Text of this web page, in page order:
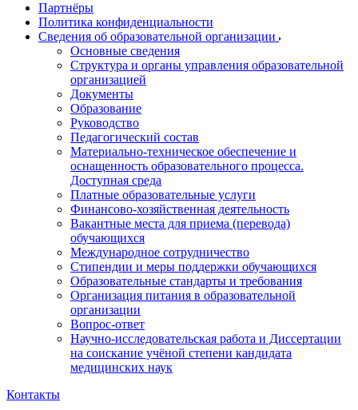
Партнёры
Политика конфиденциальности
Сведения об образовательной организации
Основные сведения
Структура и органы управления образовательной
организацией
Документы
Образование
Руководство
Педагогический состав
Материально-техническое обеспечение и
оснащенность образовательного процесса.
Доступная среда
Платные образовательные услуги
Финансово-хозяйственная деятельность
Вакантные места для приема (перевода)
обучающихся
Международное сотрудничество
Стипендии и меры поддержки обучающихся
Образовательные стандарты и требования
Организация питания в образовательной
организации
Вопрос-ответ
Научно-исследовательская работа и Диссертации
на соискание учёной степени кандидата
медицинских наук
Контакты